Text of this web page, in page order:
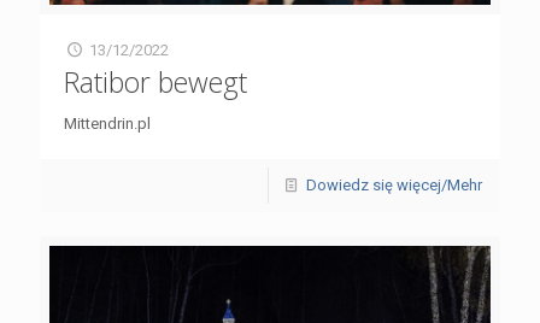
13/12/2022
Ratibor bewegt
Mittendrin.pl
Dowiedz się więcej/Mehr